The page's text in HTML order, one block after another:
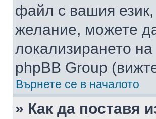
файл с вашия език,
желание, можете
локализирането
phpBB Group
Върнете се в началото
» Как да поставя